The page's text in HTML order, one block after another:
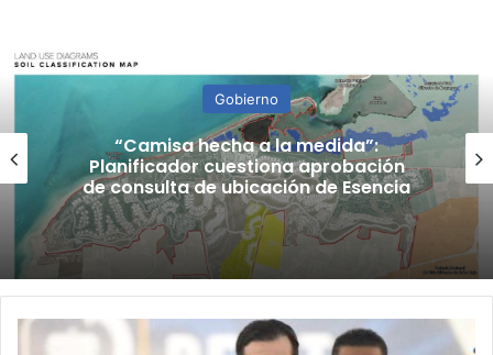
Gobierno
“Camisa hecha a la medida”:
Planificador cuestiona aprobación
de consulta de ubicación de Esencia
Gobernador